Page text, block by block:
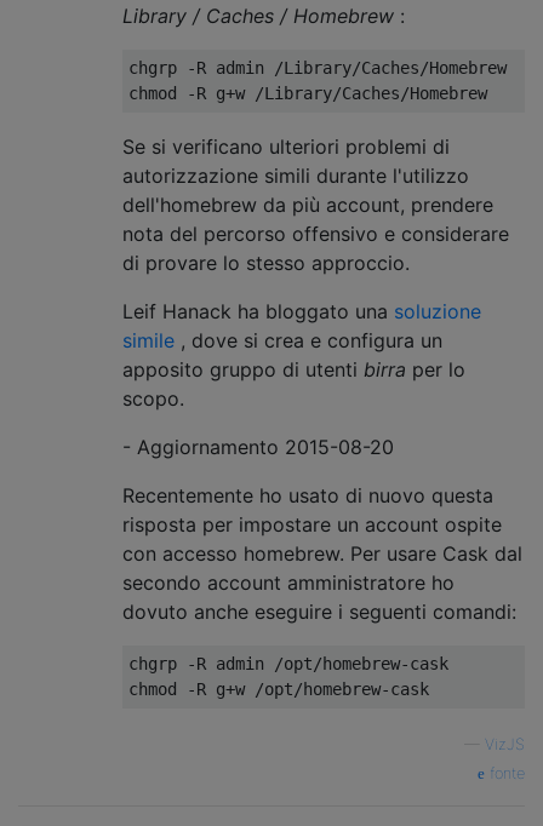
Library / Caches / Homebrew :
chgrp -R admin /Library/Caches/Homebrew
Se si verificano ulteriori problemi di
autorizzazione simili durante l'utilizzo
dell'homebrew da più account, prendere
nota del percorso offensivo e considerare
di provare lo stesso approccio.
Leif Hanack ha bloggato una soluzione
simile , dove si crea e configura un
apposito gruppo di utenti birra per lo
scopo.
- Aggiornamento 2015-08-20
Recentemente ho usato di nuovo questa
risposta per impostare un account ospite
con accesso homebrew. Per usare Cask dal
secondo account amministratore ho
dovuto anche eseguire i seguenti comandi:
chgrp -R admin /opt/homebrew-cask
VizJS
fonte